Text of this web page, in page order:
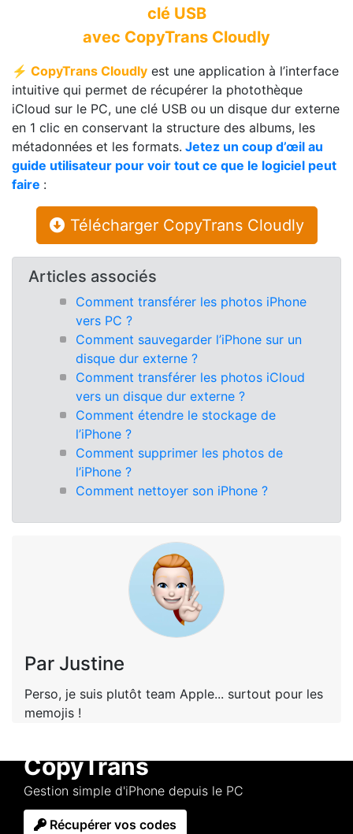
clé USB
avec CopyTrans Cloudly
⚡ CopyTrans Cloudly est une application à l’interface
intuitive qui permet de récupérer la photothèque
iCloud sur le PC, une clé USB ou un disque dur externe
en 1 clic en conservant la structure des albums, les
métadonnées et les formats. Jetez un coup d’œil au
guide utilisateur pour voir tout ce que le logiciel peut
faire :
Télécharger CopyTrans Cloudly
Articles associés
Comment transférer les photos iPhone
vers PC ?
Comment sauvegarder l’iPhone sur un
disque dur externe ?
Comment transférer les photos iCloud
vers un disque dur externe ?
Comment étendre le stockage de
l’iPhone ?
Comment supprimer les photos de
l’iPhone ?
Comment nettoyer son iPhone ?
Par Justine
Perso, je suis plutôt team Apple... surtout pour les
memojis !
CopyTrans
Gestion simple d'iPhone depuis le PC
Récupérer vos codes